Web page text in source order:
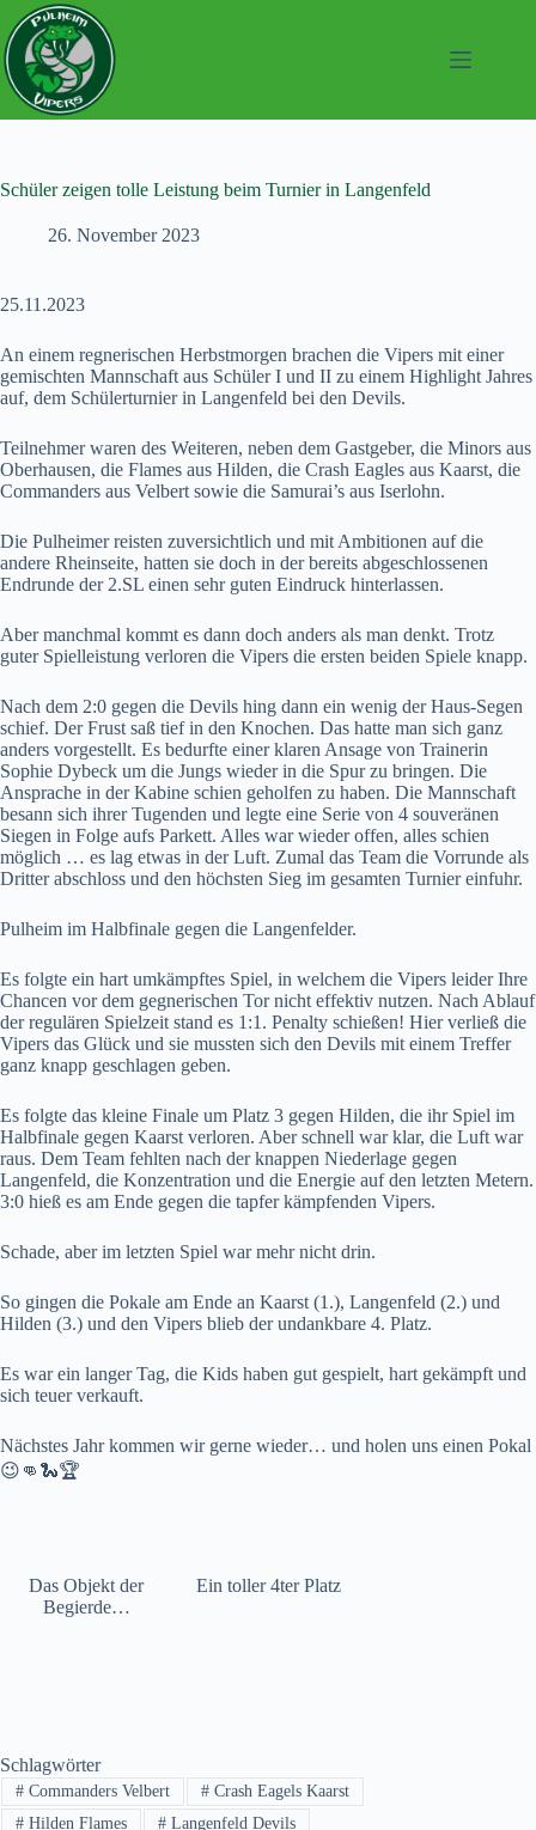
Zum
Inhalt
springen
Schüler zeigen tolle Leistung beim Turnier in Langenfeld
26. November 2023
25.11.2023
An einem regnerischen Herbstmorgen brachen die Vipers mit einer
gemischten Mannschaft aus Schüler I und II zu einem Highlight Jahres
auf, dem Schülerturnier in Langenfeld bei den Devils.
Teilnehmer waren des Weiteren, neben dem Gastgeber, die Minors aus
Oberhausen, die Flames aus Hilden, die Crash Eagles aus Kaarst, die
Commanders aus Velbert sowie die Samurai’s aus Iserlohn.
Die Pulheimer reisten zuversichtlich und mit Ambitionen auf die
andere Rheinseite, hatten sie doch in der bereits abgeschlossenen
Endrunde der 2.SL einen sehr guten Eindruck hinterlassen.
Aber manchmal kommt es dann doch anders als man denkt. Trotz
guter Spielleistung verloren die Vipers die ersten beiden Spiele knapp.
Nach dem 2:0 gegen die Devils hing dann ein wenig der Haus-Segen
schief. Der Frust saß tief in den Knochen. Das hatte man sich ganz
anders vorgestellt. Es bedurfte einer klaren Ansage von Trainerin
Sophie Dybeck um die Jungs wieder in die Spur zu bringen. Die
Ansprache in der Kabine schien geholfen zu haben. Die Mannschaft
besann sich ihrer Tugenden und legte eine Serie von 4 souveränen
Siegen in Folge aufs Parkett. Alles war wieder offen, alles schien
möglich … es lag etwas in der Luft. Zumal das Team die Vorrunde als
Dritter abschloss und den höchsten Sieg im gesamten Turnier einfuhr.
Pulheim im Halbfinale gegen die Langenfelder.
Es folgte ein hart umkämpftes Spiel, in welchem die Vipers leider Ihre
Chancen vor dem gegnerischen Tor nicht effektiv nutzen. Nach Ablauf
der regulären Spielzeit stand es 1:1. Penalty schießen! Hier verließ die
Vipers das Glück und sie mussten sich den Devils mit einem Treffer
ganz knapp geschlagen geben.
Es folgte das kleine Finale um Platz 3 gegen Hilden, die ihr Spiel im
Halbfinale gegen Kaarst verloren. Aber schnell war klar, die Luft war
raus. Dem Team fehlten nach der knappen Niederlage gegen
Langenfeld, die Konzentration und die Energie auf den letzten Metern.
3:0 hieß es am Ende gegen die tapfer kämpfenden Vipers.
Schade, aber im letzten Spiel war mehr nicht drin.
So gingen die Pokale am Ende an Kaarst (1.), Langenfeld (2.) und
Hilden (3.) und den Vipers blieb der undankbare 4. Platz.
Es war ein langer Tag, die Kids haben gut gespielt, hart gekämpft und
sich teuer verkauft.
Nächstes Jahr kommen wir gerne wieder… und holen uns einen Pokal
😉👊🐍🏆
Das Objekt der
Begierde…
Ein toller 4ter Platz
Schlagwörter
#Commanders Velbert #Crash Eagels Kaarst
#Hilden Flames #Langenfeld Devils